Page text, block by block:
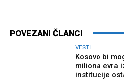
POVEZANI ČLANCI
VESTI
Kosovo bi
miliona evra
institucije